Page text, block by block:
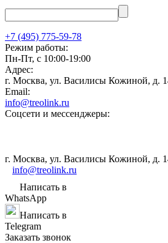
+7 (495) 775-59-78
Режим работы:
Пн-Пт, с 10:00-19:00
Адрес:
г. Москва, ул. Василисы Кожиной, д.
Email:
info@treolink.ru
Соцсети и мессенджеры:
г. Москва, ул. Василисы Кожиной, д.
info@treolink.ru
Написать в
WhatsApp
Написать в
Telegram
Заказать звонок